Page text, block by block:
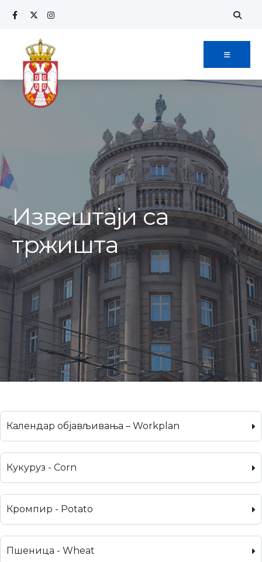
Извештаји са
тржишта
Календар објављивања – Workplan
Кукуруз - Corn
Кромпир - Potato
Пшеница - Wheat